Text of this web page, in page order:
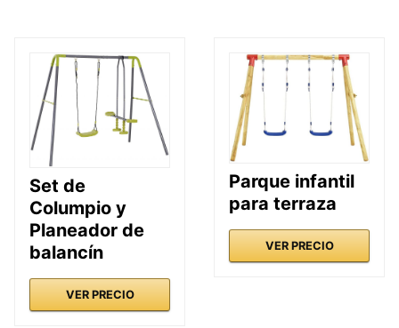
Set de
Columpio y
Planeador de
balancín
VER PRECIO
Parque infantil
para terraza
VER PRECIO